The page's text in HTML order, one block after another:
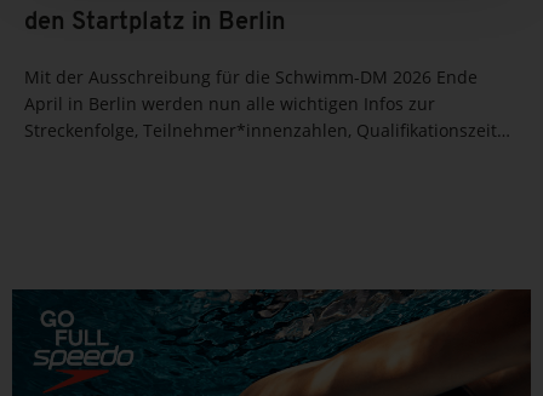
den Startplatz in Berlin
Mit der Ausschreibung für die Schwimm-DM 2026 Ende
April in Berlin werden nun alle wichtigen Infos zur
Streckenfolge, Teilnehmer*innenzahlen, Qualifikationszeiten